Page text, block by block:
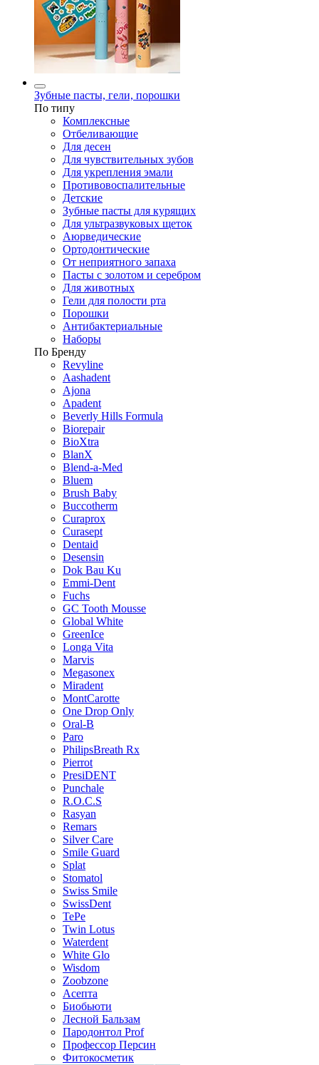
Зубные пасты, гели, порошки
По типу
Комплексные
Отбеливающие
Для десен
Для чувствительных зубов
Для укрепления эмали
Противовоспалительные
Детские
Зубные пасты для курящих
Для ультразвуковых щеток
Аюрведические
Ортодонтические
От неприятного запаха
Пасты с золотом и серебром
Для животных
Гели для полости рта
Порошки
Антибактериальные
Наборы
По Бренду
Revyline
Aashadent
Ajona
Apadent
Beverly Hills Formula
Biorepair
BioXtra
BlanX
Blend-a-Med
Bluem
Brush Baby
Buccotherm
Curaprox
Curasept
Dentaid
Desensin
Dok Bau Ku
Emmi-Dent
Fuchs
GC Tooth Mousse
Global White
GreenIce
Longa Vita
Marvis
Megasonex
Miradent
MontCarotte
One Drop Only
Oral-B
Paro
PhilipsBreath Rx
Pierrot
PresiDENT
Punchale
R.O.C.S
Rasyan
Remars
Silver Care
Smile Guard
Splat
Stomatol
Swiss Smile
SwissDent
TePe
Twin Lotus
Waterdent
White Glo
Wisdom
Zoobzone
Асепта
Биобьюти
Лесной Бальзам
Пародонтол Prof
Профессор Персин
Фитокосметик